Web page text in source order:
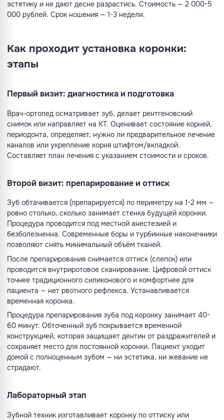
эстетику и не дают десне разрастись. Стоимость — 2 000-5
000 рублей. Срок ношения — 1-3 недели.
Как проходит установка коронки:
этапы
Первый визит: диагностика и подготовка
Врач-ортопед осматривает зуб, делает рентгеновский
снимок или направляет на КТ. Оценивает состояние корней,
периодонта, определяет, нужно ли предварительное лечение
каналов или укрепление корня штифтом/вкладкой.
Составляет план лечения с указанием стоимости и сроков.
Второй визит: препарирование и оттиск
Зуб обтачивается (препарируется) по периметру на 1-2 мм —
ровно столько, сколько занимает стенка будущей коронки.
Процедура проводится под местной анестезией и
безболезненна. Современные боры и турбинные наконечники
позволяют снять минимальный объём тканей.
После препарирования снимается оттиск (слепок) или
проводится внутриротовое сканирование. Цифровой оттиск
точнее традиционного силиконового и комфортнее для
пациента — нет рвотного рефлекса. Устанавливается
временная коронка.
Процедура препарирования зуба под коронку занимает 40-
60 минут. Обточенный зуб покрывается временной
конструкцией, которая защищает дентин от раздражителей и
сохраняет место для постоянной коронки. Пациент уходит
домой с полноценным зубом — ни эстетика, ни жевание не
страдают.
Лабораторный этап
Зубной техник изготавливает коронку по оттиску или